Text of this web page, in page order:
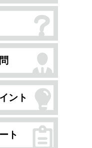
ント
ト